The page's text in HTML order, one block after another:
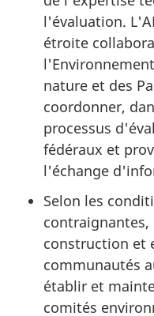
l'évaluation.
étroite
nature et des
coordonner,
processus
fédéraux et
l'échange
Selon les
construction et
communautés
établir et
comités